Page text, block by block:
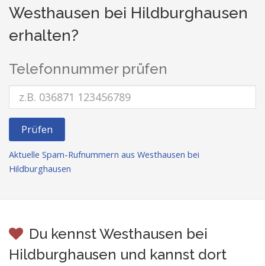
Westhausen bei Hildburghausen
erhalten?
Telefonnummer prüfen
Prüfen
Aktuelle Spam-Rufnummern aus Westhausen bei
Hildburghausen
Du kennst Westhausen bei
Hildburghausen und kannst dort